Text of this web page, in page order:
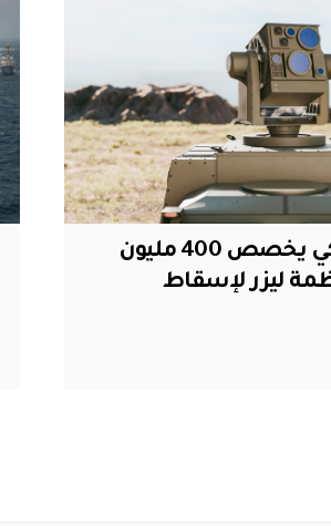
الجيش الأمريكي يخصص 400 مليون
ليزر لإسقاط